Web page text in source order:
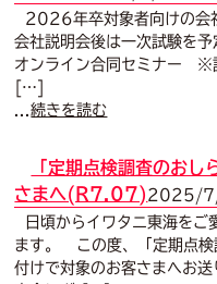
2026年卒対象者向けの会
会社説明会後は一次試験を
オンライン合同セミナー
[…]
...続きを読む
「定期点検調査のお
さまへ(R7.07) 2025/
日頃からイワタニ東海をご
ます。 この度、「定期点検
付けで対象のお客さまへお